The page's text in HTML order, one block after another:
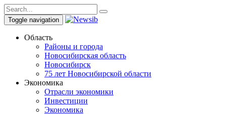
Toggle navigation
Область
Районы и города
Новосибирская область
Новосибирск
75 лет Новосибирской области
Экономика
Отрасли экономики
Инвестиции
Экономика